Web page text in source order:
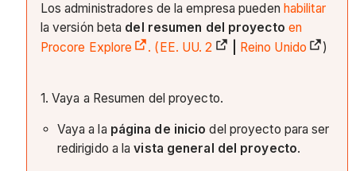
Los administradores de la empresa pueden habilitar
la versión beta del resumen del proyecto en
Procore Explore
. ( EE. UU. 2 Reino Unido )
1. Vaya a Resumen del proyecto.
Vaya a la página de inicio del proyecto para ser
redirigido a lavista general del proyecto.